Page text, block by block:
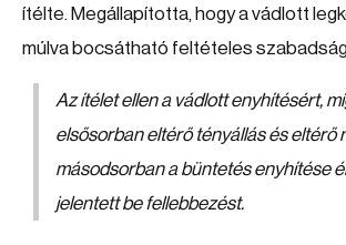
ítélte. Megállapította, hogy a vádlott
múlva bocsátható feltételes
Az ítélet ellen a vádlott enyhítésért,
elsősorban eltérő tényállás és eltérő
másodsorban a büntetés enyhítése
jelentett be fellebbezést.